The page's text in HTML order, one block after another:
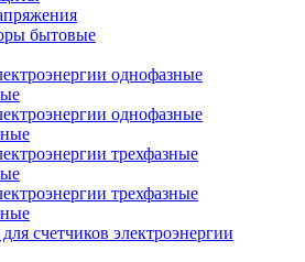
бытовые
однофазные
однофазные
трехфазные
трехфазные
счетчиков электроэнергии